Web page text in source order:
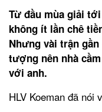
Từ đầu mùa giải
không ít lần chê
Nhưng vài trận
tượng nên nhà
với anh.
HLV Koeman đã nói